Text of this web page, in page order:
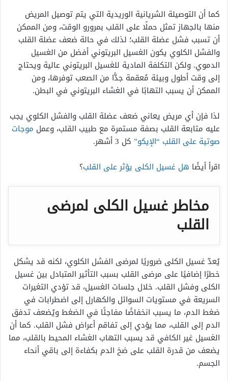
كما أن التوصيلة الشريانية الوريدية التي يتم توصيل المريض
منها بالجهاز تمثل حملًا على القلب بمرورو الوقت، ومن الممكن
أن تسبب فشل عضلة القلب؛ لذلك في حالة ضعف عضلة القلب
والفشل الكلوي يكون الغسيل البريتوني أفضل من الغسيل
الدموي. ولكن التكلفة المادية للغسيل البريتوني عالية ويحتاج
إلى وقت أطول وبيئة مُعقمة جدًّا من الصعب توفرها، ومن
الممكن أن يسبب التهابًا في الغشاء البريتوني في البطن.
لذا فإن أي مريض يعاني ضعف عضلة القلب والفشل الكلوي يجب
عليه متابعة القلب بصفة مستمرة مع طبيب القلب، وعمل موجات
صوتية على القلب “الإيكو” كل 3 أشهر.
اقرأ أيضًا هل غسيل الكلى يؤثر على القلب؟
مخاطر غسيل الكلى لمرضى
القلب
يُعدّ غسيل الكلى ضروريًا لمرضى الفشل الكلوي، لكنه قد يشكل
خطرًا إضافيًا على مرضى القلب بسبب التأثير المتبادل بين غسيل
الكلى وفشل القلب. خلال جلسات الغسيل، قد تؤدي التغيرات
السريعة في مستويات السوائل والكهارل إلى اضطرابات في
ضغط الدم، ما يسبب انخفاضًا مفاجئًا في الضغط ويُضعف تدفق
الدم إلى القلب، مما يؤدي إلى تفاقم أعراض فشل القلب. كما أن
الغسيل غير الكافي قد يسبب التهاب الغشاء المحيط بالقلب، مما
يضعف من قدرة القلب على ضخ الدم بكفاءة إلى باقي أنحاء
الجسم.